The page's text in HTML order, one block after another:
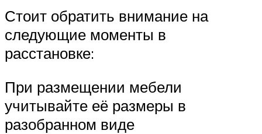
Стоит обратить внимание на
следующие моменты в
расстановке:
При размещении мебели
учитывайте её размеры в
разобранном виде